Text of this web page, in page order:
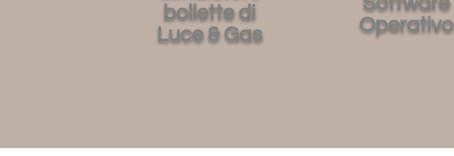
bollette di
Luce & Gas
Operativo